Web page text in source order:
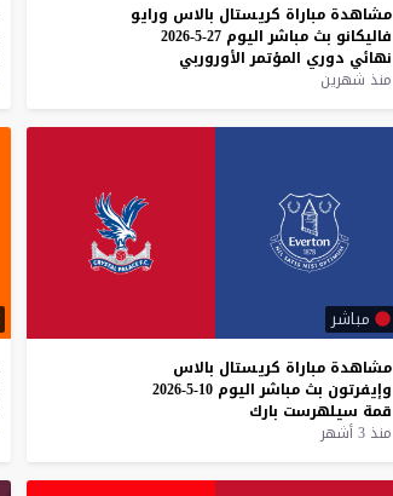
مشاهدة مباراة كريستال بالاس ورايو
فاليكانو بث مباشر اليوم 27-5-2026
نهائي دوري المؤتمر الأوروربي
منذ شهرين
مباشر
مشاهدة مباراة كريستال بالاس
وإيفرتون بث مباشر اليوم 10-5-2026
قمة سيلهرست بارك
منذ 3 أشهر